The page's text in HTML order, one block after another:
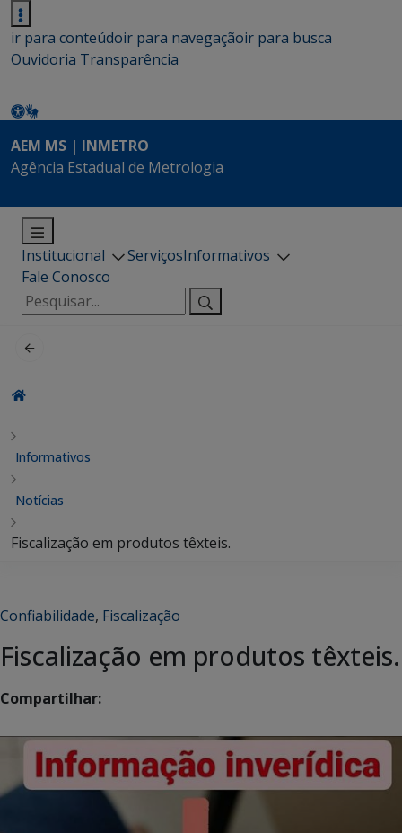
ir para conteúdoir para navegaçãoir para busca
Ouvidoria Transparência
AEM MS | INMETRO
Agência Estadual de Metrologia
Institucional ServiçosInformativos
Fale Conosco
Pesquisar
por:
Informativos
Notícias
Fiscalização em produtos têxteis.
Confiabilidade, Fiscalização
Fiscalização em produtos têxteis.
Compartilhar: